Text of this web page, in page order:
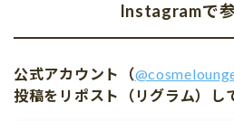
Instagramで
公式アカウント（
投稿をリポスト（リグラム）し